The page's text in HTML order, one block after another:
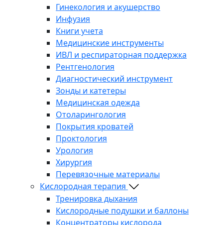
Гинекология и акушерство
Инфузия
Книги учета
Медицинские инструменты
ИВЛ и респираторная поддержка
Рентгенология
Диагностический инструмент
Зонды и катетеры
Медицинская одежда
Отоларингология
Покрытия кроватей
Проктология
Урология
Хирургия
Перевязочные материалы
Кислородная терапия
Тренировка дыхания
Кислородные подушки и баллоны
Концентраторы кислорода